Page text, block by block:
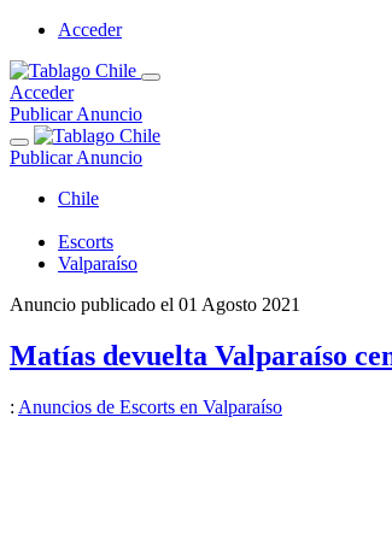
Acceder
Acceder
Publicar Anuncio
Publicar Anuncio
Chile
Escorts
Valparaíso
Anuncio publicado el 01 Agosto 2021
Matías devuelta Valparaíso
: Anuncios de Escorts en Valparaíso